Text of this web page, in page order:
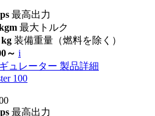
最高出力
最大トルク
kg 装備重量（燃料を除く）
～ i
ュレーター 製品詳細
100
最高出力